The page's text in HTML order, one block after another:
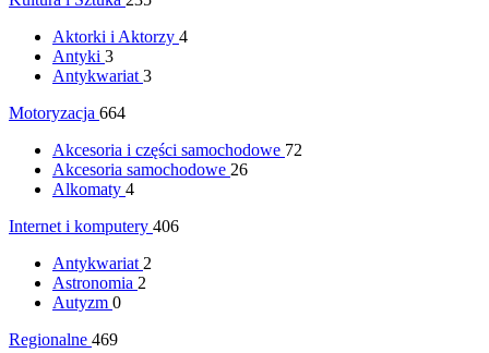
Aktorki i Aktorzy 4
Antyki 3
Antykwariat 3
Motoryzacja 664
Akcesoria i części samochodowe 72
Akcesoria samochodowe 26
Alkomaty 4
Internet i komputery 406
Antykwariat 2
Astronomia 2
Autyzm 0
Regionalne 469